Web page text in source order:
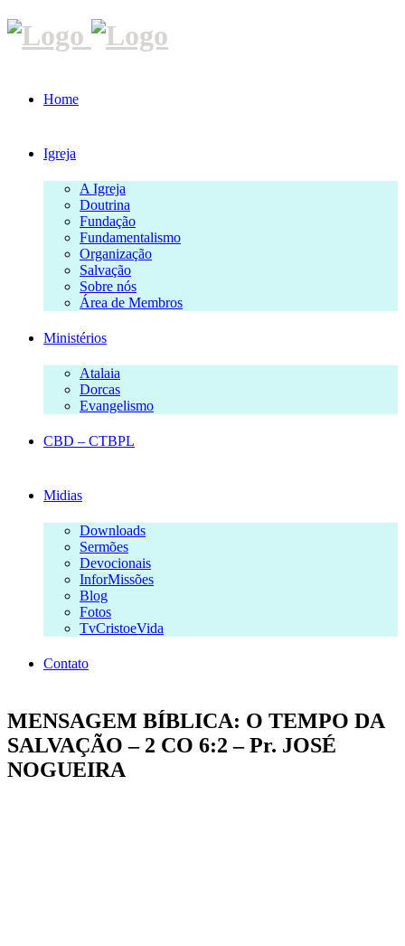
Home
Igreja
A Igreja
Doutrina
Fundação
Fundamentalismo
Organização
Salvação
Sobre nós
Área de Membros
Ministérios
Atalaia
Dorcas
Evangelismo
CBD – CTBPL
Midias
Downloads
Sermões
Devocionais
InforMissões
Blog
Fotos
TvCristoeVida
Contato
MENSAGEM BÍBLICA: O TEMPO DA
SALVAÇÃO – 2 CO 6:2 – Pr. JOSÉ
NOGUEIRA